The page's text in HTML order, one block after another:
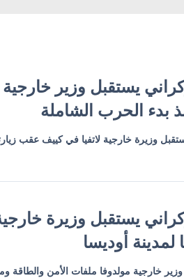
يستقبل وزير
بدء الحرب الشاملة
وزيرة خارجية لاتفيا في كييف عقب
يستقبل وزيرة
أوديسا
خارجية مولدوفا ملفات الأمن والطاقة